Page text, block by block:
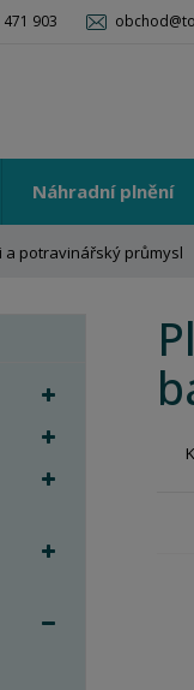
903
Náhradní plnění
a potravinářský průmysl